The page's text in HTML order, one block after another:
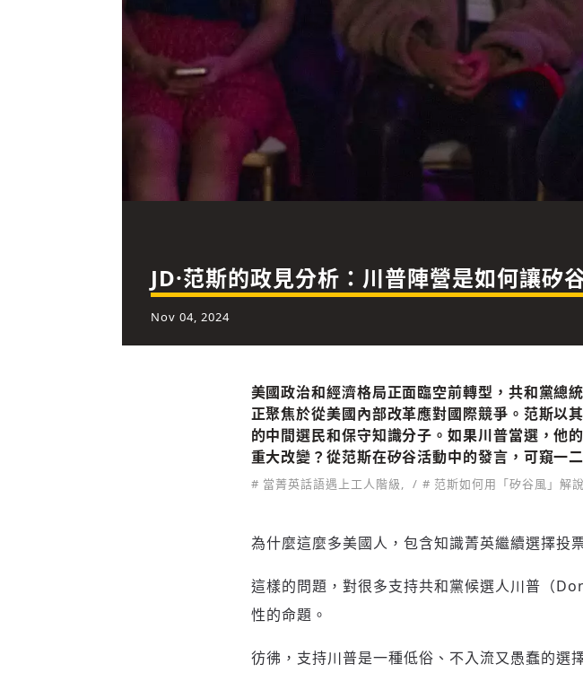
JD·范斯的政見分析：川普陣營是如何讓矽
Nov 04, 2024
美國政治和經濟格局正面臨空前轉型，共和黨總
正聚焦於從美國內部改革應對國際競爭。范斯以
的中間選民和保守知識分子。如果川普當選，他
重大改變？從范斯在矽谷活動中的發言，可窺一二
# 當菁英話語遇上工人階級, # 范斯如何用「矽谷風」解
為什麼這麼多美國人，包含知識菁英繼續選擇投
這樣的問題，對很多支持共和黨候選人川普（
性的命題。
彷彿，支持川普是一種低俗、不入流又愚蠢的選